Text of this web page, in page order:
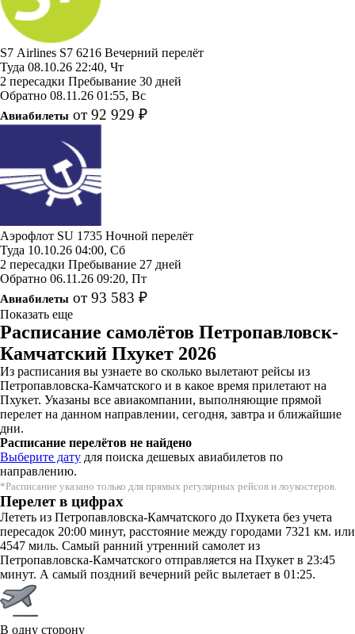
S7 Airlines S7 6216 Вечерний перелёт
Туда 08.10.26 22:40, Чт
2 пересадки Пребывание 30 дней
Обратно 08.11.26 01:55, Вс
Авиабилеты от 92 929 ₽
Аэрофлот SU 1735 Ночной перелёт
Туда 10.10.26 04:00, Сб
2 пересадки Пребывание 27 дней
Обратно 06.11.26 09:20, Пт
Авиабилеты от 93 583 ₽
Показать еще
Расписание самолётов Петропавловск-
Камчатский Пхукет 2026
Из расписания вы узнаете во сколько вылетают рейсы из
Петропавловска-Камчатского и в какое время прилетают на
Пхукет. Указаны все авиакомпании, выполняющие прямой
перелет на данном направлении, сегодня, завтра и ближайшие
дни.
Расписание перелётов не найдено
Выберите дату для поиска дешевых авиабилетов по
направлению.
*Расписание указано только для прямых регулярных рейсов и лоукостеров.
Перелет в цифрах
Лететь из Петропавловска-Камчатского до Пхукета без учета
пересадок 20:00 минут, расстояние между городами 7321 км. или
4547 миль. Самый ранний утренний самолет из
Петропавловска-Камчатского отправляется на Пхукет в 23:45
минут. А самый поздний вечерний рейс вылетает в 01:25.
В одну сторону